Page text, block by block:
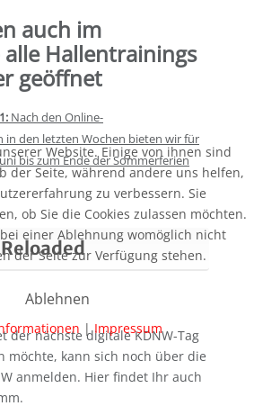
auch im
Hallentrainings
geöffnet
Nach den Online-
in den letzten Wochen bieten wir für
bis zum Ende der Sommerferien
der nächste digitale KDNW-Tag
möchte, kann sich noch über die
anmelden. Hier findet Ihr auch
Website. Einige von ihnen sind
der Seite, während andere uns helfen,
zu verbessern. Sie
ob Sie die Cookies zulassen möchten.
einer Ablehnung womöglich nicht
der Seite zur Verfügung stehen.
Ablehnen
|Impressum